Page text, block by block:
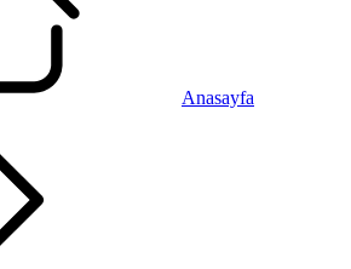
Anasayfa